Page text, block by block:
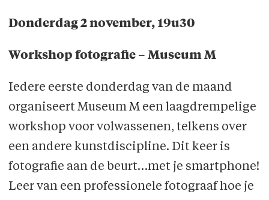
Donderdag 2 november, 19u30
Workshop fotografie – Museum M
Iedere eerste donderdag van de maand
organiseert Museum M een laagdrempelige
workshop voor volwassenen, telkens over
een andere kunstdiscipline. Dit keer is
fotografie aan de beurt…met je smartphone!
Leer van een professionele fotograaf hoe je